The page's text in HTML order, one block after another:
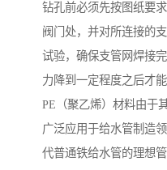
钻孔前必须先按图纸要
阀门处，并对所连接的
试验，确保支管网焊接
力降到一定程度之后才
PE（聚乙烯）材料由于
广泛应用于给水管制造
代普通铁给水管的理想